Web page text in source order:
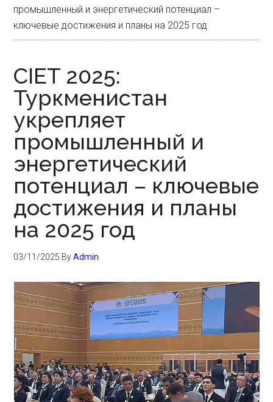
промышленный и энергетический потенциал –
ключевые достижения и планы на 2025 год
CIET 2025:
Туркменистан
укрепляет
промышленный и
энергетический
потенциал – ключевые
достижения и планы
на 2025 год
03/11/2025 ByAdmin